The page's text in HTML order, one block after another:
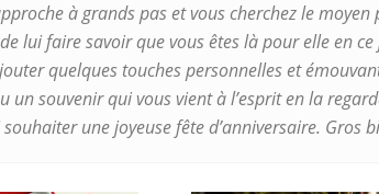
à grands pas et vous cherchez le
lui faire savoir que vous êtes là pour elle en
quelques touches personnelles et
un souvenir qui vous vient à l’esprit en la
une joyeuse fête d’anniversaire.